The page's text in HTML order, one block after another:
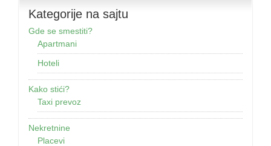
Kategorije na sajtu
Gde se smestiti?
Apartmani
Hoteli
Kako stići?
Taxi prevoz
Nekretnine
Placevi